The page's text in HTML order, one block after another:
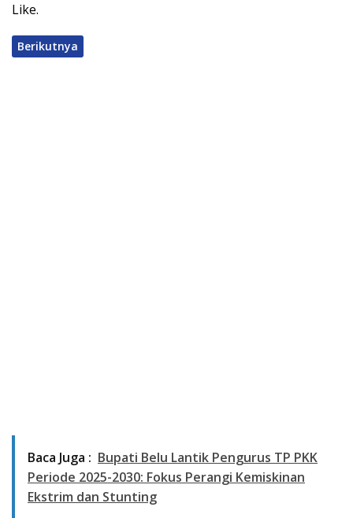
Like.
Berikutnya
Baca Juga : Bupati Belu Lantik Pengurus TP PKK
Periode 2025-2030: Fokus Perangi Kemiskinan
Ekstrim dan Stunting